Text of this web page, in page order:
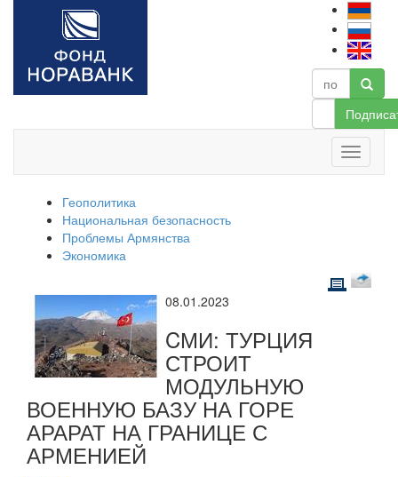
Геополитика
Национальная безопасность
Проблемы Армянства
Экономика
08.01.2023
CМИ: ТУРЦИЯ
СТРОИТ
МОДУЛЬНУЮ
ВОЕННУЮ БАЗУ НА ГОРЕ
АРАРАТ НА ГРАНИЦЕ С
АРМЕНИЕЙ